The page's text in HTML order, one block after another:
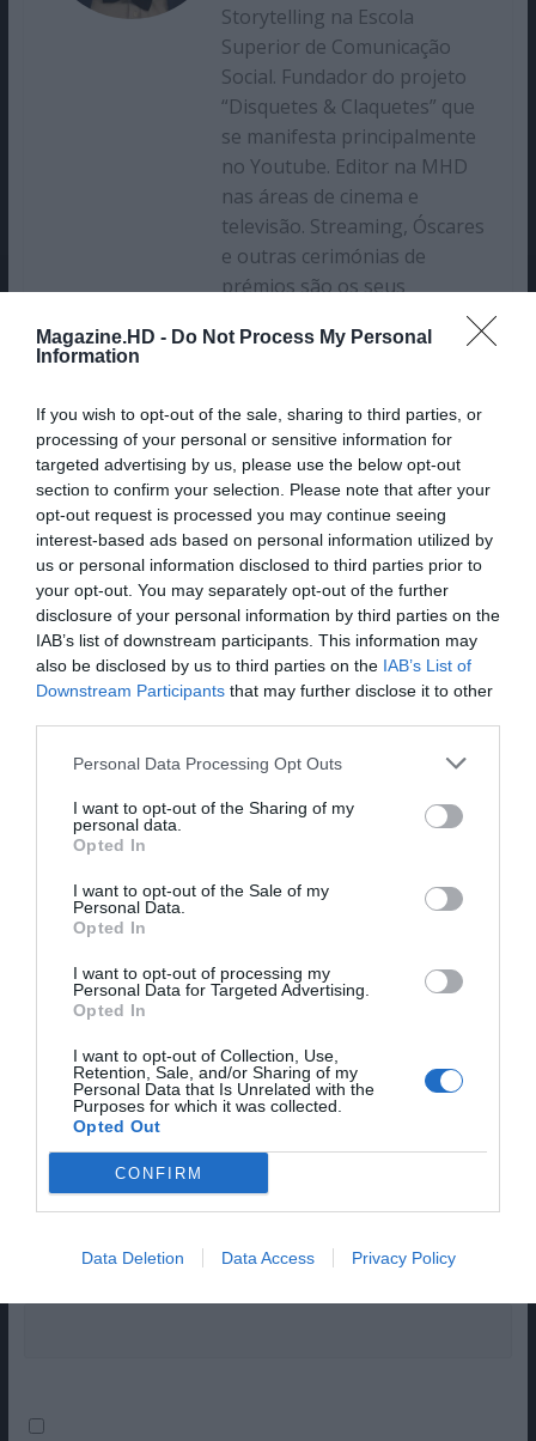
Magazine.HD - Do Not Process My Personal
Information
If you wish to opt-out of the sale, sharing to third parties, or
processing of your personal or sensitive information for
targeted advertising by us, please use the below opt-out
section to confirm your selection. Please note that after your
opt-out request is processed you may continue seeing
interest-based ads based on personal information utilized by
us or personal information disclosed to third parties prior to
your opt-out. You may separately opt-out of the further
disclosure of your personal information by third parties on the
IAB’s list of downstream participants. This information may
also be disclosed by us to third parties on the IAB’s List of
Downstream Participants that may further disclose it to other
Personal Data Processing Opt Outs
I want to opt-out of the Sharing of my
personal data.
Opted In
I want to opt-out of the Sale of my
Personal Data.
Opted In
I want to opt-out of processing my
Personal Data for Targeted Advertising.
Opted In
I want to opt-out of Collection, Use,
Retention, Sale, and/or Sharing of my
Personal Data that Is Unrelated with the
Purposes for which it was collected.
Opted Out
CONFIRM
Data Deletion Data Access Privacy Policy
Storytelling na Escola
Superior de Comunicação
Social. Fundador do projeto
“Disquetes & Claquetes” que
se manifesta principalmente
no Youtube. Editor na MHD
nas áreas de cinema e
televisão. Streaming, Óscares
e outras cerimónias de
prémios são os seus
DOC E TODAS AS OUTRAS SÉRIES
QUE CHEGAM AO PEQUENO ECRÃ
EM FEVEREIRO
“NÃO HÁ KEN SEM BARBIE” | RYAN
GOSLING CRITICA A EXCLUSÃO DE
MARGOT ROBBIE E GRETA GERWIG
Deixe um comentário
O seu endereço de email não será publicado.
Campos
Comentário*